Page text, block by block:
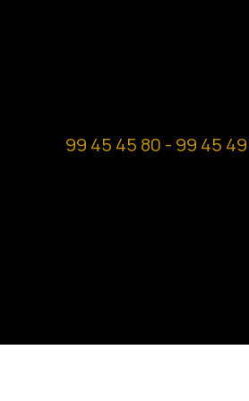
99 45 45 80 - 99 45